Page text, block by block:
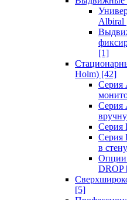
Albiral
[1]
Holm) [42]
Серия
Серия
Серия
Серия
в стену
Опции
DROP
[5]